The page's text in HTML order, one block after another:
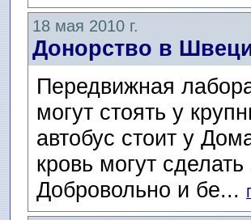
18 мая 2010 г.
Донорство в
Передвижная
могут стоять у
автобус стоит у
кровь могут
Добровольно и бе...